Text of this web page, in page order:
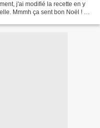
j'ai modifié la recette en y
Mmmh ça sent bon Noël ! Et